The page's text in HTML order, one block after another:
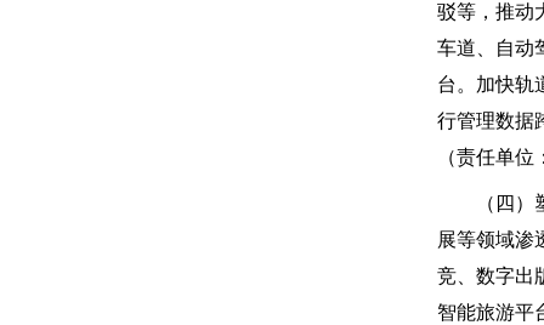
驳等，推动
车道、自动
台。加快轨
行管理数据
（责任单
（四）塑
展等领域渗
竞、数字出
智能旅游平